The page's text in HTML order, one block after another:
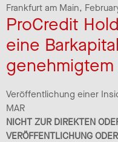
Frankfurt am Main,
ProCredit
eine
genehmigtem
Veröffentlichung einer
MAR
NICHT ZUR DIREKTEN
VERÖFFENTLICHUNG